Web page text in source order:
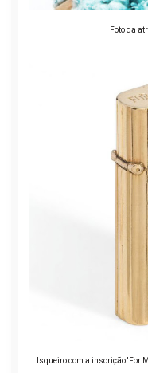
Foto da
Isqueiro com a inscrição 'For